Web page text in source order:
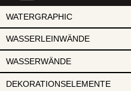
youtube
WATERGRAPHIC
WASSERLEINWÄNDE
WASSERWÄNDE
DEKORATIONSELEMENTE